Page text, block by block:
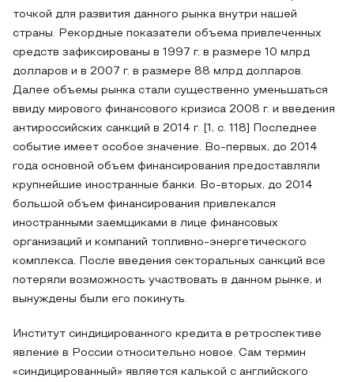
точкой для развития данного рынка внутри нашей
страны. Рекордные показатели объема привлеченных
средств зафиксированы в 1997 г. в размере 10 млрд
долларов и в 2007 г. в размере 88 млрд долларов.
Далее объемы рынка стали существенно уменьшаться
ввиду мирового финансового кризиса 2008 г. и введения
антироссийских санкций в 2014 г. [1, с. 118] Последнее
событие имеет особое значение. Во-первых, до 2014
года основной объем финансирования предоставляли
крупнейшие иностранные банки. Во-вторых, до 2014
большой объем финансирования привлекался
иностранными заемщиками в лице финансовых
организаций и компаний топливно-энергетического
комплекса. После введения секторальных санкций все
потеряли возможность участвовать в данном рынке, и
вынуждены были его покинуть.
Институт синдицированного кредита в ретроспективе
явление в России относительно новое. Сам термин
«синдицированный» является калькой с английского